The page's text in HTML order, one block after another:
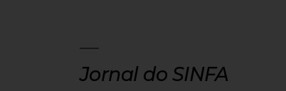
Jornal do SINFA